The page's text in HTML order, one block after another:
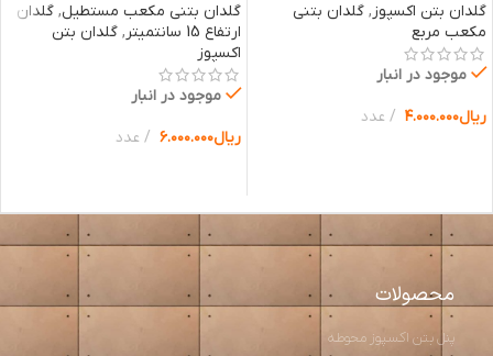
گلدان بتن اکسپوز, گلدان بتنی
مکعب مربع
موجود در انبار
ریال۴.۰۰۰.۰۰۰ عدد
گلدان بتنی مکعب مستطیل, گلدان
ارتفاع 15 سانتمیتر
, گلدان بتن
اکسپوز
موجود در انبار
ریال۶.۰۰۰.۰۰۰ عدد
محصولات
پنل بتن اکسپوز محوطه